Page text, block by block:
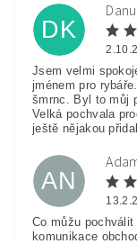
DK
Jsem velmi
jménem pro
šmrnc. Byl to můj
Velká pochvala
ještě nějakou
AN
Co můžu
komunikace